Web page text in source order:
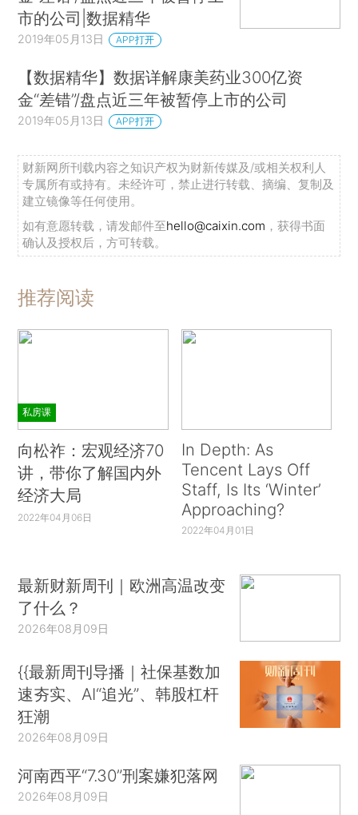
市的公司|数据精华
2019年05月13日 APP打开
【数据精华】数据详解康美药业300亿资
金“差错”/盘点近三年被暂停上市的公司
2019年05月13日 APP打开
财新网所刊载内容之知识产权为财新传媒及/或相关权利人
专属所有或持有。未经许可，禁止进行转载、摘编、复制及
建立镜像等任何使用。
如有意愿转载，请发邮件至hello@caixin.com ，获得书面
确认及授权后，方可转载。
推荐阅读
私房课
向松祚：宏观经济70
讲，带你了解国内外
经济大局
2022年04月06日
In Depth: As
Tencent Lays Off
Staff, Is Its ‘Winter’
Approaching?
2022年04月01日
最新财新周刊｜欧洲高温改变
了什么？
2026年08月09日
{{最新周刊导播｜社保基数加
速夯实、AI“追光”、韩股杠杆
狂潮
2026年08月09日
河南西平“7.30”刑案嫌犯落网
2026年08月09日